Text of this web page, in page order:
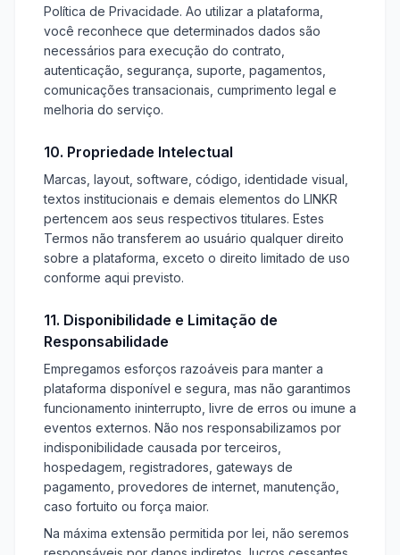
Política de Privacidade. Ao utilizar a plataforma,
você reconhece que determinados dados são
necessários para execução do contrato,
autenticação, segurança, suporte, pagamentos,
comunicações transacionais, cumprimento legal e
melhoria do serviço.
10. Propriedade Intelectual
Marcas, layout, software, código, identidade visual,
textos institucionais e demais elementos do LINKR
pertencem aos seus respectivos titulares. Estes
Termos não transferem ao usuário qualquer direito
sobre a plataforma, exceto o direito limitado de uso
conforme aqui previsto.
11. Disponibilidade e Limitação de
Responsabilidade
Empregamos esforços razoáveis para manter a
plataforma disponível e segura, mas não garantimos
funcionamento ininterrupto, livre de erros ou imune a
eventos externos. Não nos responsabilizamos por
indisponibilidade causada por terceiros,
hospedagem, registradores, gateways de
pagamento, provedores de internet, manutenção,
caso fortuito ou força maior.
Na máxima extensão permitida por lei, não seremos